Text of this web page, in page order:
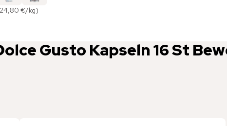
24,80 €/kg)
Gusto Kapseln 16 St